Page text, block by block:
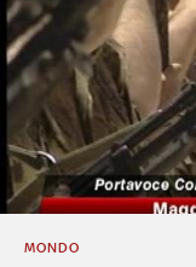
MONDO